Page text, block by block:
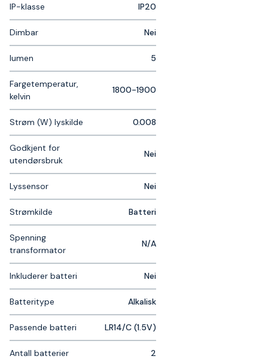
IP-klasse IP20
Dimbar Nei
lumen 5
Fargetemperatur,
kelvin
1800-1900
Strøm (W) lyskilde 0.008
Godkjent for
utendørsbruk
Nei
Lyssensor Nei
Strømkilde Batteri
Spenning
transformator
N/A
Inkluderer batteri Nei
Batteritype Alkalisk
Passende batteri LR14/C (1.5V)
Antall batterier 2